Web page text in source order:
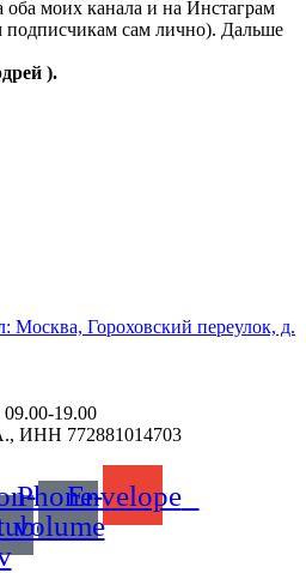
оба моих канала и на Инстаграм
подписчикам сам лично). Дальше
).
Москва, Гороховский переулок, д.
19.00
ИНН 772881014703
Phone-
volume
Envelope